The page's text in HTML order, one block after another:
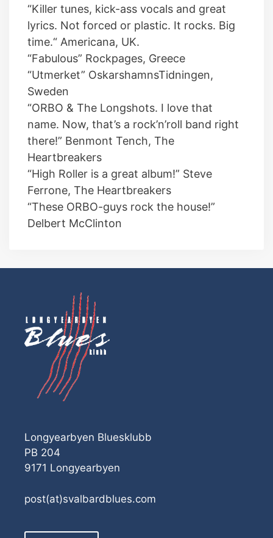
“Killer tunes, kick-ass vocals and great
lyrics. Not forced or plastic. It rocks. Big
time.“ Americana, UK.
“Fabulous” Rockpages, Greece
“Utmerket” OskarshamnsTidningen,
Sweden
“ORBO & The Longshots. I love that
name. Now, that’s a rock’n’roll band right
there!” Benmont Tench, The
Heartbreakers
“High Roller is a great album!” Steve
Ferrone, The Heartbreakers
“These ORBO-guys rock the house!”
Delbert McClinton
Longyearbyen Bluesklubb
PB 204
9171 Longyearbyen
post(at)svalbardblues.com